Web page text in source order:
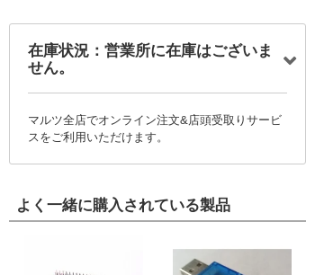
在庫状況：営業所に在庫はございま
せん。
マルツ全店でオンライン注文&店頭受取りサービ
スをご利用いただけます。
よく一緒に購入されている製品